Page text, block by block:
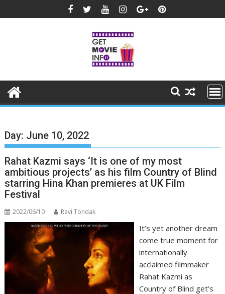
to
Day: June 10, 2022
Rahat Kazmi says ‘It is one of my most
ambitious projects’ as his film Country of Blind
starring Hina Khan premieres at UK Film
Festival
2022/06/10 Ravi Tondak
It’s yet another dream
come true moment for
internationally
acclaimed filmmaker
Rahat Kazmi as
Country of Blind get’s